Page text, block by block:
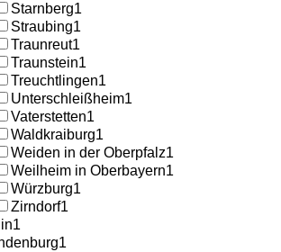
Starnberg1
Straubing1
Traunreut1
Traunstein1
Treuchtlingen1
Unterschleißheim1
Vaterstetten1
Waldkraiburg1
Weiden in der Oberpfalz1
Weilheim in Oberbayern1
Würzburg1
Zirndorf1
1
1